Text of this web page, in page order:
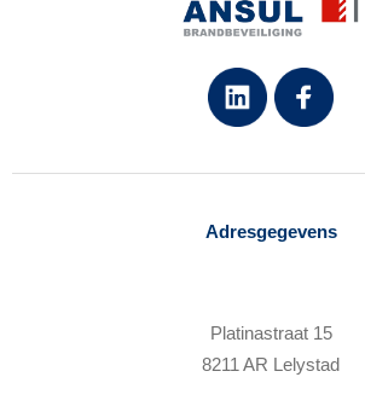
Adresgegevens
Platinastraat 15
8211 AR Lelystad